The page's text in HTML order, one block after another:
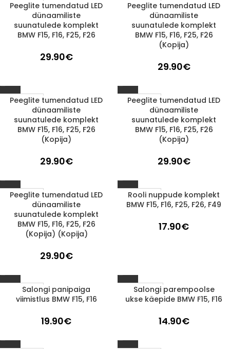
1-3 D.D.
Peeglite tumendatud LED
dünaamiliste
suunatulede komplekt
BMW F15, F16, F25, F26
29.90€
1-3 D.D.
Peeglite tumendatud LED
dünaamiliste
suunatulede komplekt
BMW F15, F16, F25, F26
(Kopija)
29.90€
1-3 D.D.
Peeglite tumendatud LED
dünaamiliste
suunatulede komplekt
BMW F15, F16, F25, F26
(Kopija)
29.90€
1-3 D.D.
Peeglite tumendatud LED
dünaamiliste
suunatulede komplekt
BMW F15, F16, F25, F26
(Kopija)
29.90€
1-3 D.D.
Peeglite tumendatud LED
dünaamiliste
suunatulede komplekt
BMW F15, F16, F25, F26
(Kopija) (Kopija)
29.90€
1-3 D.D.
Rooli nuppude komplekt
BMW F15, F16, F25, F26, F49
17.90€
1-3 D.D.
Salongi panipaiga
viimistlus BMW F15, F16
19.90€
LÄBIMÜÜDUD
Salongi parempoolse
ukse käepide BMW F15, F16
14.90€